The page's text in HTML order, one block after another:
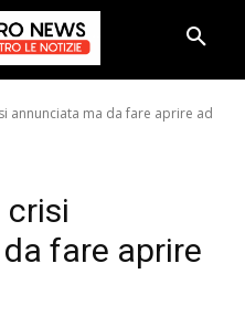
annunciata ma da fare aprire ad
crisi
fare aprire